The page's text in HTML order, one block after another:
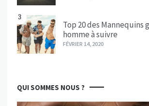
3
Top 20 des Mannequins
homme à suivre
FÉVRIER 14, 2020
QUI SOMMES NOUS ?